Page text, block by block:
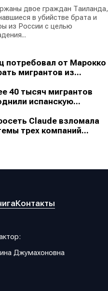
двое граждан Таиланда,
в убийстве брата и
из России с целью
потребовал от Марокко
мигрантов из...
40 тысяч мигрантов
испанскую...
Claude взломала
трех компаний...
Контакты
Джумахоновна